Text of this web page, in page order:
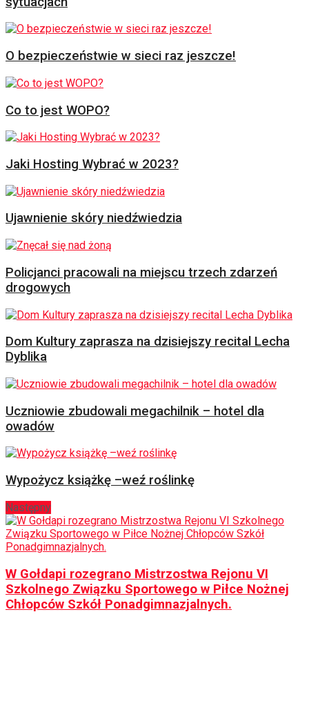
O bezpieczeństwie w sieci raz jeszcze!
Co to jest WOPO?
Jaki Hosting Wybrać w 2023?
Ujawnienie skóry niedźwiedzia
Policjanci pracowali na miejscu trzech zdarzeń
drogowych
Dom Kultury zaprasza na dzisiejszy recital Lecha
Dyblika
Uczniowie zbudowali megachilnik – hotel dla
owadów
Wypożycz książkę –weź roślinkę
Następny
W Gołdapi rozegrano Mistrzostwa Rejonu VI
Szkolnego Związku Sportowego w Piłce Nożnej
Chłopców Szkół Ponadgimnazjalnych.